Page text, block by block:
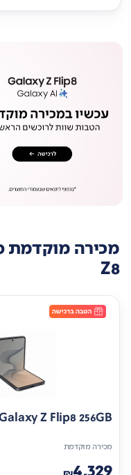
Z8
Z Flip8 256GB
מכירה מוקדמת